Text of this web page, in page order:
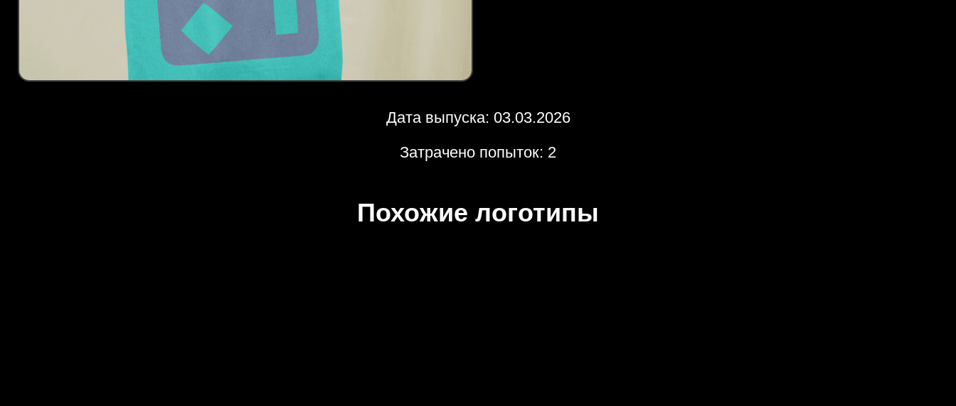
Дата выпуска: 03.03.2026
Затрачено попыток: 2
Похожие логотипы